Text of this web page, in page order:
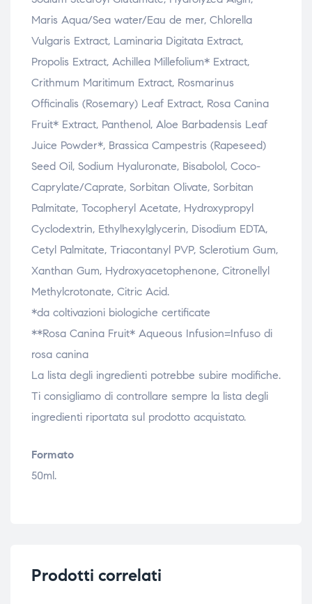
Maris Aqua/Sea water/Eau de mer, Chlorella
Vulgaris Extract, Laminaria Digitata Extract,
Propolis Extract, Achillea Millefolium* Extract,
Crithmum Maritimum Extract, Rosmarinus
Officinalis (Rosemary) Leaf Extract, Rosa Canina
Fruit* Extract, Panthenol, Aloe Barbadensis Leaf
Juice Powder*, Brassica Campestris (Rapeseed)
Seed Oil, Sodium Hyaluronate, Bisabolol, Coco-
Caprylate/Caprate, Sorbitan Olivate, Sorbitan
Palmitate, Tocopheryl Acetate, Hydroxypropyl
Cyclodextrin, Ethylhexylglycerin, Disodium EDTA,
Cetyl Palmitate, Triacontanyl PVP, Sclerotium Gum,
Xanthan Gum, Hydroxyacetophenone, Citronellyl
Methylcrotonate, Citric Acid.
*da coltivazioni biologiche certificate
**Rosa Canina Fruit* Aqueous Infusion=Infuso di
rosa canina
La lista degli ingredienti potrebbe subire modifiche.
Ti consigliamo di controllare sempre la lista degli
ingredienti riportata sul prodotto acquistato.
Formato
50ml.
Prodotti correlati